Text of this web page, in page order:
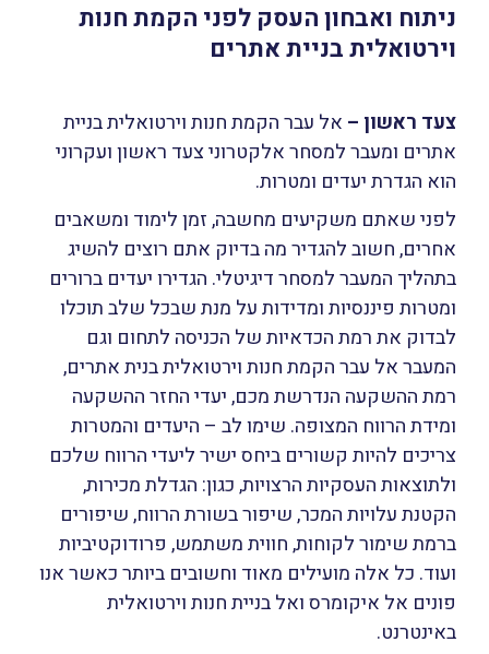
ניתוח ואבחון העסק לפני הקמת חנות
וירטואלית בניית אתרים
צעד ראשון – אל עבר הקמת חנות וירטואלית בניית
אתרים ומעבר למסחר אלקטרוני צעד ראשון ועקרוני
הוא הגדרת יעדים ומטרות.
לפני שאתם משקיעים מחשבה, זמן לימוד ומשאבים
אחרים, חשוב להגדיר מה בדיוק אתם רוצים להשיג
בתהליך המעבר למסחר דיגיטלי. הגדירו יעדים ברורים
ומטרות פיננסיות ומדידות על מנת שבכל שלב תוכלו
לבדוק את רמת הכדאיות של הכניסה לתחום וגם
המעבר אל עבר הקמת חנות וירטואלית בנית אתרים,
רמת ההשקעה הנדרשת מכם, יעדי החזר ההשקעה
ומידת הרווח המצופה. שימו לב – היעדים והמטרות
צריכים להיות קשורים ביחס ישיר ליעדי הרווח שלכם
ולתוצאות העסקיות הרצויות, כגון: הגדלת מכירות,
הקטנת עלויות המכר, שיפור בשורת הרווח, שיפורים
ברמת שימור לקוחות, חווית משתמש, פרודוקטיביות
ועוד. כל אלה מועילים מאוד וחשובים ביותר כאשר אנו
פונים אל איקומרס ואל בניית חנות וירטואלית
באינטרנט.